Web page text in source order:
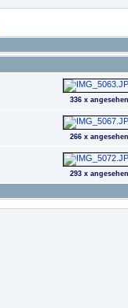
336 x angesehen
266 x angesehen
293 x angesehen